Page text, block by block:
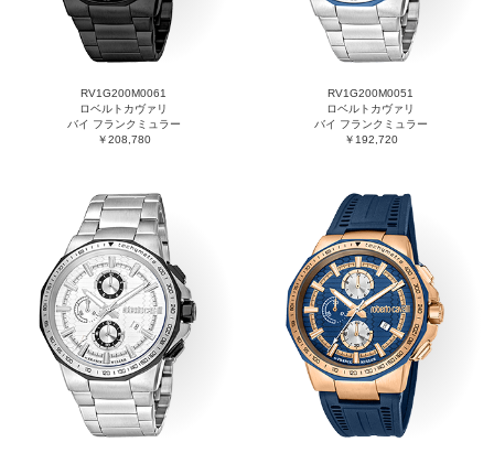
RV1G200M0061
ロベルトカヴァリ
バイ フランクミュラー
￥208,780
RV1G200M0051
ロベルトカヴァリ
バイ フランクミュラー
￥192,720